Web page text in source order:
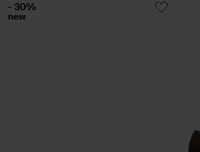
- 30%
new